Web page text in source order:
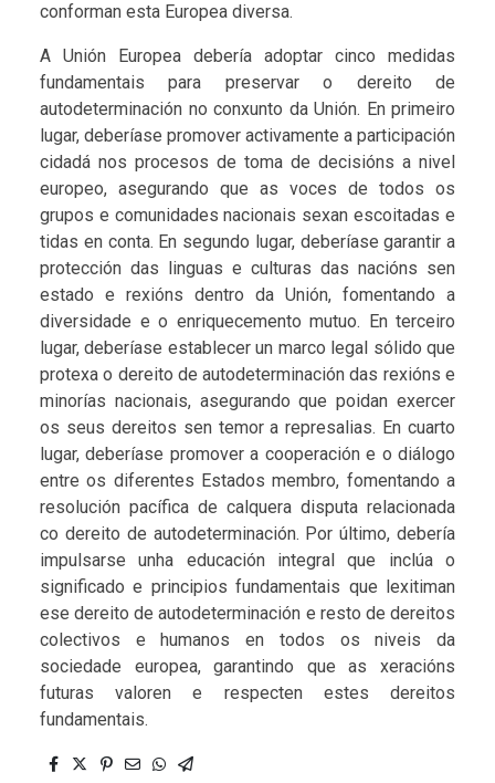
conforman esta Europea diversa.
A Unión Europea debería adoptar cinco medidas
fundamentais para preservar o dereito de
autodeterminación no conxunto da Unión. En primeiro
lugar, deberíase promover activamente a participación
cidadá nos procesos de toma de decisións a nivel
europeo, asegurando que as voces de todos os
grupos e comunidades nacionais sexan escoitadas e
tidas en conta. En segundo lugar, deberíase garantir a
protección das linguas e culturas das nacións sen
estado e rexións dentro da Unión, fomentando a
diversidade e o enriquecemento mutuo. En terceiro
lugar, deberíase establecer un marco legal sólido que
protexa o dereito de autodeterminación das rexións e
minorías nacionais, asegurando que poidan exercer
os seus dereitos sen temor a represalias. En cuarto
lugar, deberíase promover a cooperación e o diálogo
entre os diferentes Estados membro, fomentando a
resolución pacífica de calquera disputa relacionada
co dereito de autodeterminación. Por último, debería
impulsarse unha educación integral que inclúa o
significado e principios fundamentais que lexitiman
ese dereito de autodeterminación e resto de dereitos
colectivos e humanos en todos os niveis da
sociedade europea, garantindo que as xeracións
futuras valoren e respecten estes dereitos
fundamentais.